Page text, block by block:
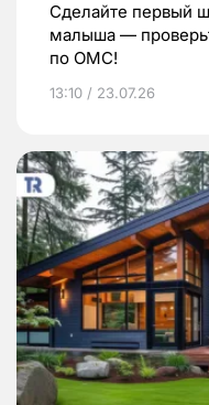
Сделайте первый
малыша —
по ОМС!
13:10 / 23.07.26